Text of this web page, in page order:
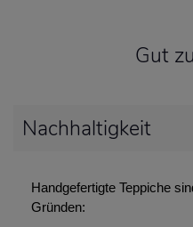
Gut
Nachhaltigkeit
Handgefertigte Teppiche
Gründen: